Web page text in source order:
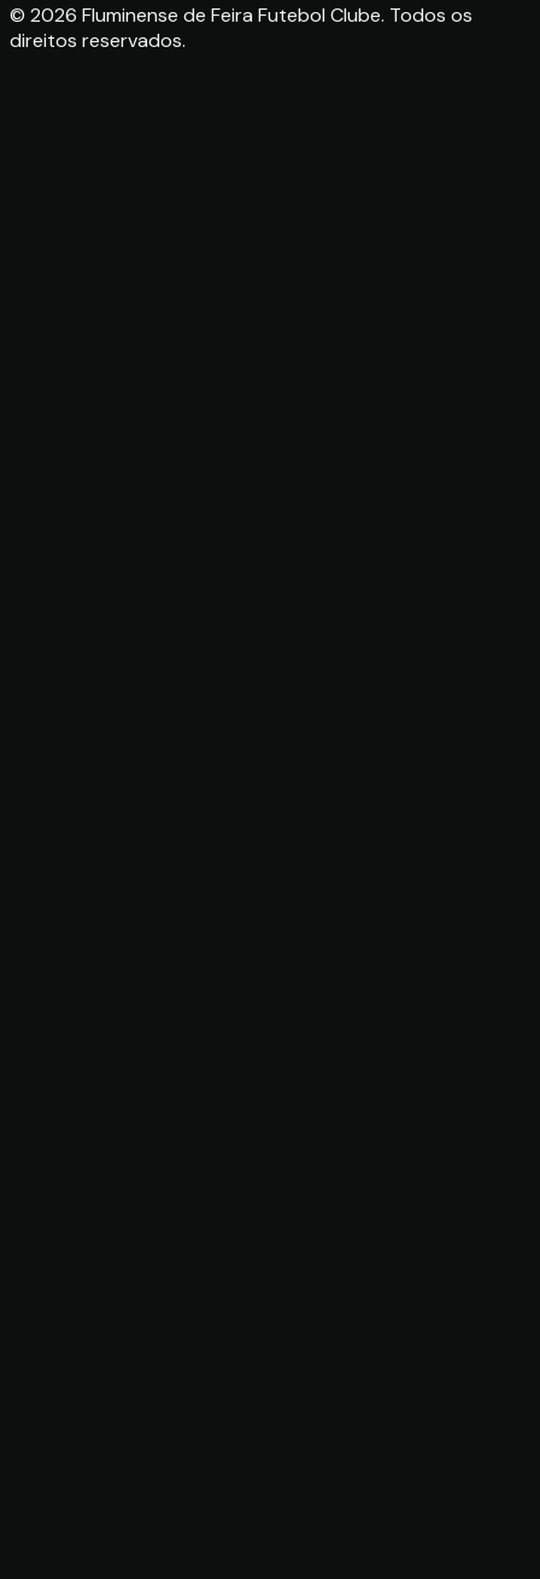
© 2026 Fluminense de Feira Futebol Clube. Todos os
direitos reservados.